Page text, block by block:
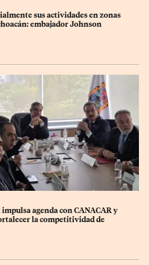
sus actividades en zonas
embajador Johnson
agenda con CANACAR y
la competitividad de